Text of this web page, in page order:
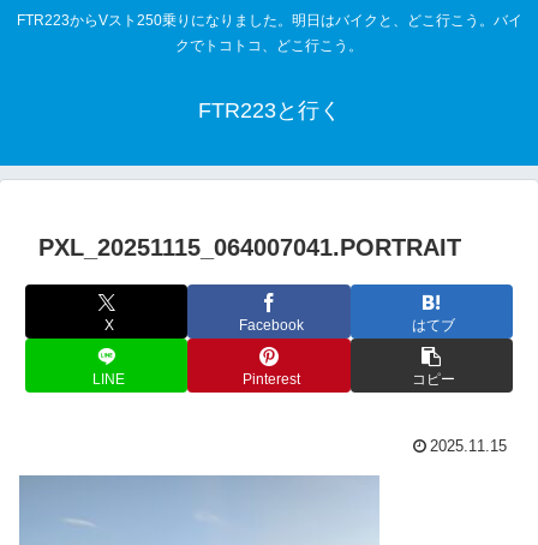
FTR223からVスト250乗りになりました。明日はバイクと、どこ行こう。バイ
クでトコトコ、どこ行こう。
FTR223と行く
PXL_20251115_064007041.PORTRAIT
X Facebook はてブ
LINE Pinterest コピー
2025.11.15